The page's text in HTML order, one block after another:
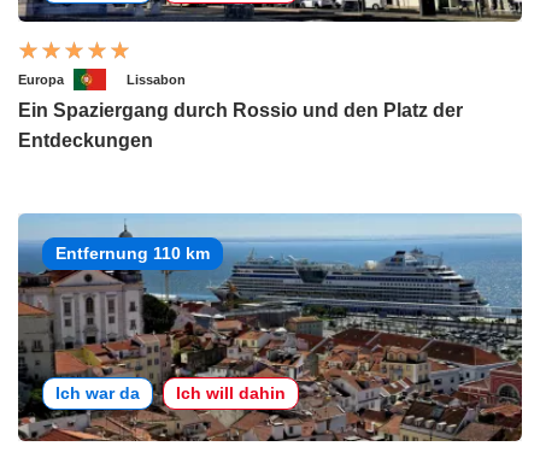
Europa Lissabon
Ein Spaziergang durch Rossio und den Platz der
Entdeckungen
Entfernung 110 km
Ich war da Ich will dahin